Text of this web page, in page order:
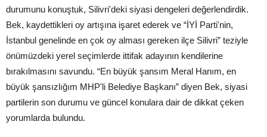
durumunu konuştuk, Silivri'deki siyasi dengeleri değerlendirdik.
Bek, kaydettikleri oy artışına işaret ederek ve “İYİ Parti'nin,
İstanbul genelinde en çok oy alması gereken ilçe Silivri” teziyle
önümüzdeki yerel seçimlerde ittifak adayının kendilerine
bırakılmasını savundu. “En büyük şansım Meral Hanım, en
büyük şansızlığım MHP'li Belediye Başkanı” diyen Bek, siyasi
partilerin son durumu ve güncel konulara dair de dikkat çeken
yorumlarda bulundu.